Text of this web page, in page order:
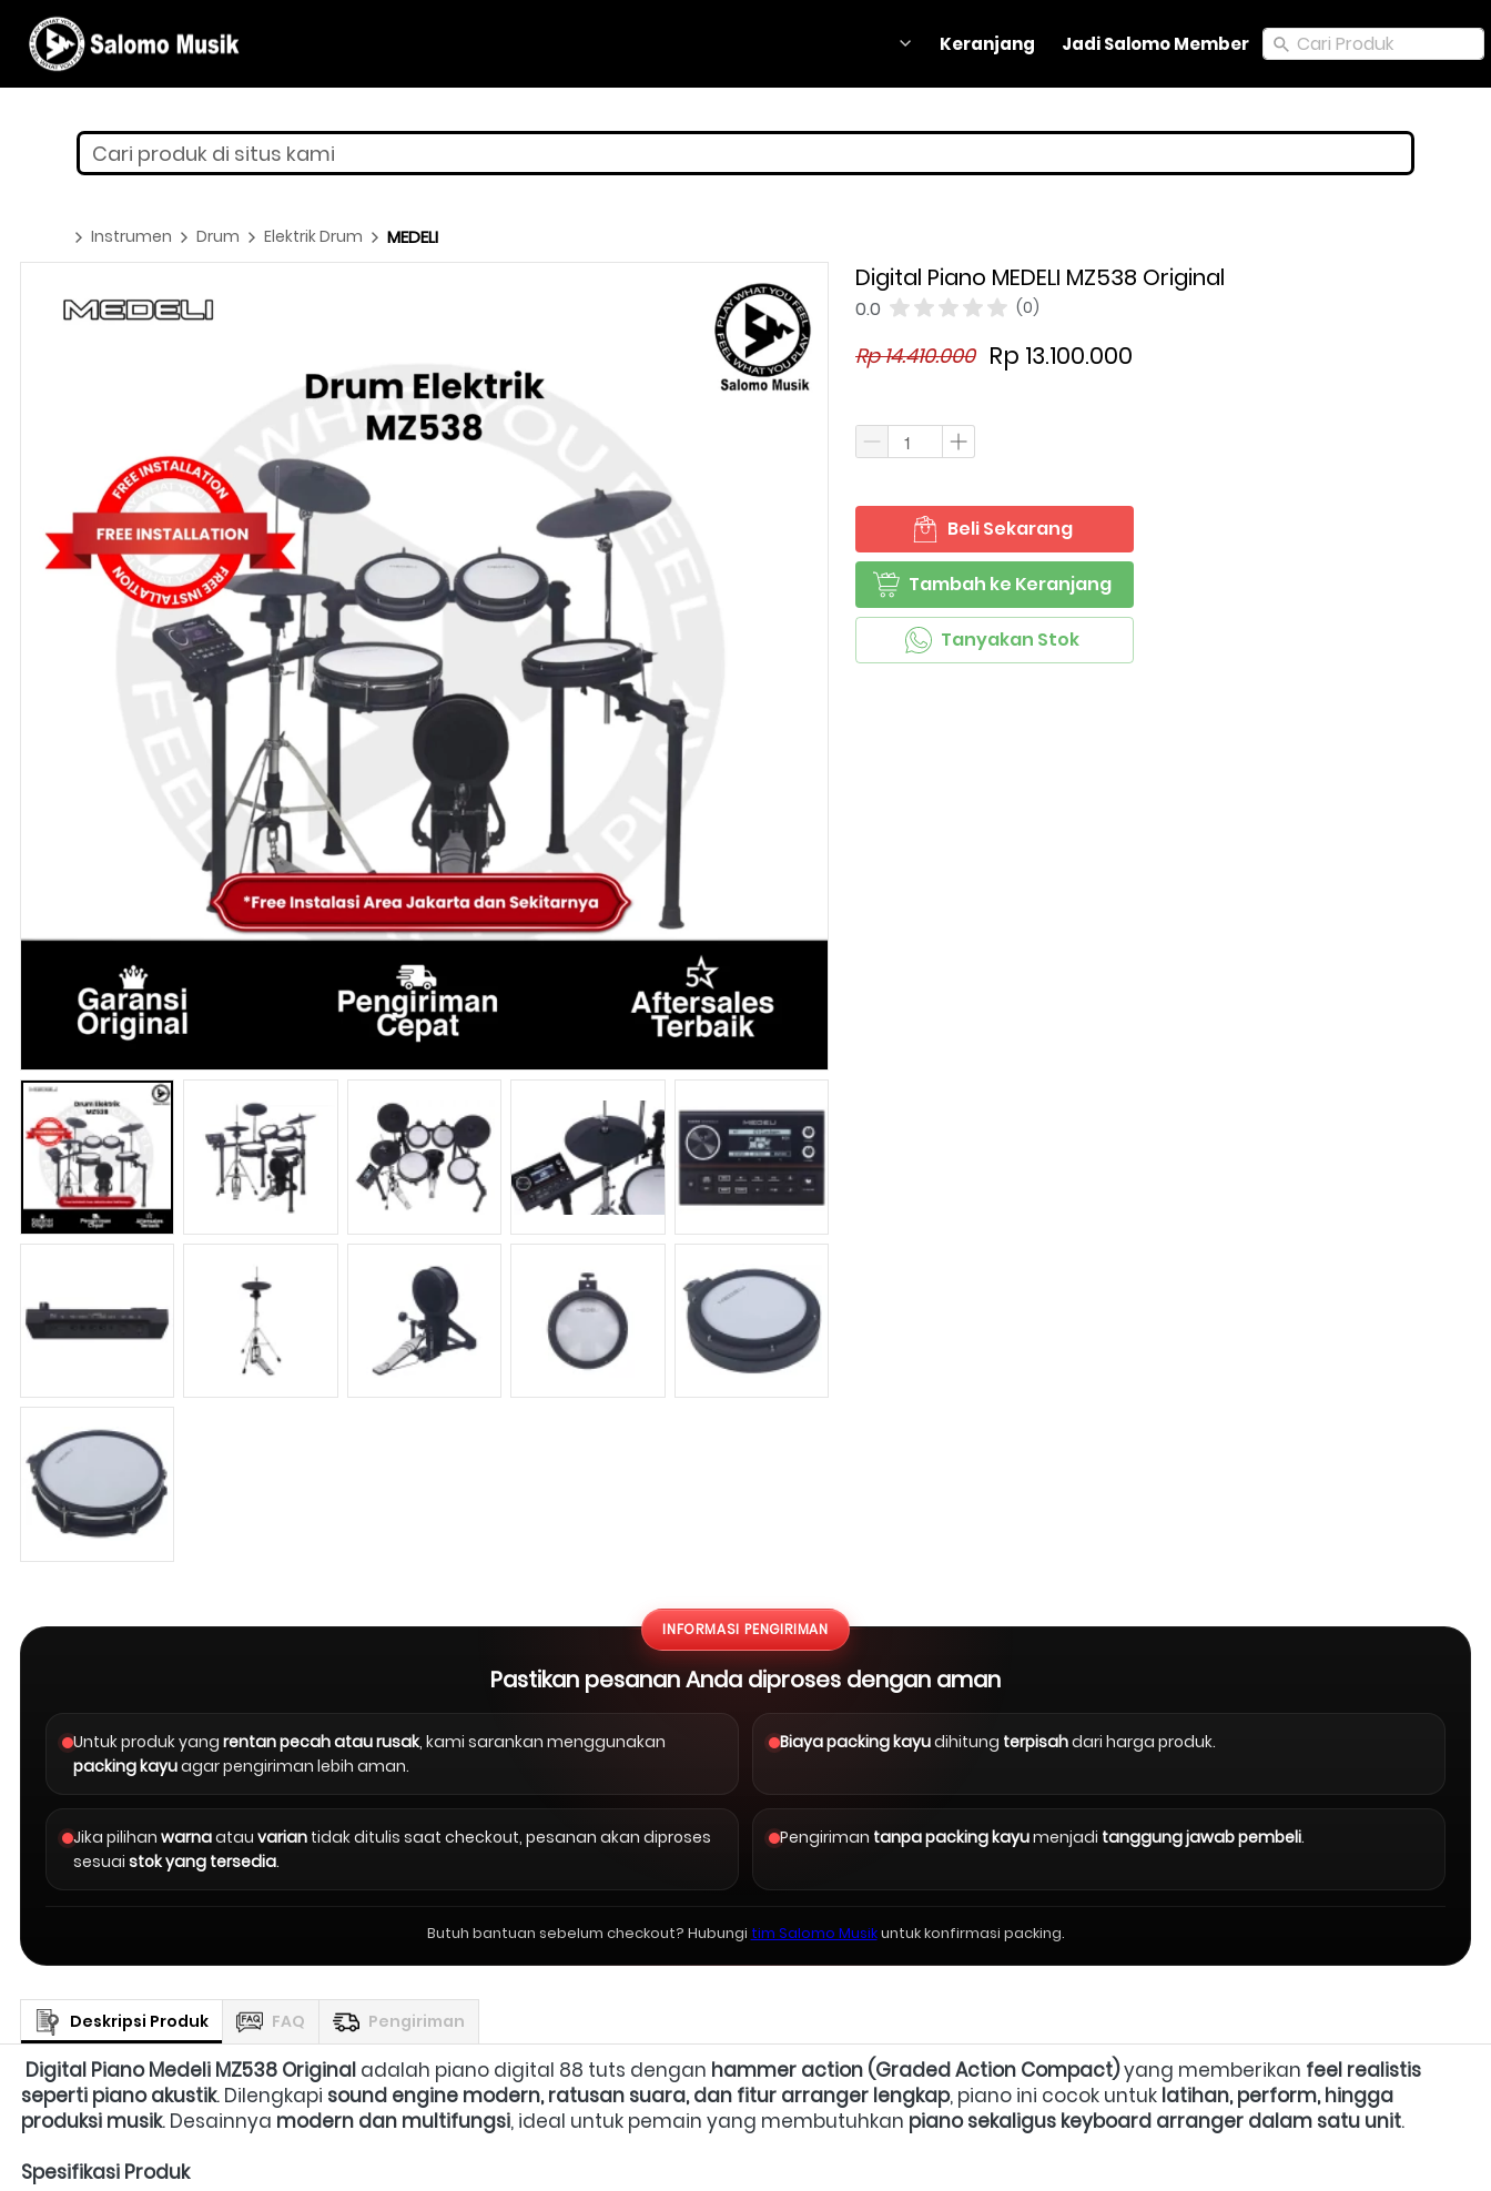
Keranjang Jadi Salomo Member Cari Produk
Keranjang Jadi Salomo Member Cari Produk
Cari produk di situs kami
Instrumen Drum Elektrik Drum MEDELI
Digital Piano MEDELI MZ538 Original
0.0 (0)
Rp 14.410.000 Rp 13.100.000
` Beli Sekarang
` Tambah ke Keranjang
` Tanyakan Stok
INFORMASI PENGIRIMAN
Pastikan pesanan Anda diproses dengan aman
Untuk produk yang rentan pecah atau rusak, kami sarankan menggunakan
packing kayuagar pengiriman lebih aman.
Biaya packing kayudihitung terpisahdari harga produk.
Jika pilihan warnaatau varian tidak ditulis saat checkout, pesanan akan diproses
sesuai stok yang tersedia.
Pengiriman tanpa packing kayumenjadi tanggung jawab pembeli.
Butuh bantuan sebelum checkout? Hubungi tim Salomo Musikuntuk konfirmasi packing.
Deskripsi Produk FAQ Pengiriman
Digital Piano Medeli MZ538 Original adalah piano digital 88 tuts dengan hammer action (Graded Action Compact) yang memberikan feel realistis
seperti piano akustik. Dilengkapi sound engine modern, ratusan suara, dan fitur arranger lengkap, piano ini cocok untuk latihan, perform, hingga
produksi musik. Desainnya modern dan multifungsi, ideal untuk pemain yang membutuhkan piano sekaligus keyboard arranger dalam satu unit.
Spesifikasi Produk